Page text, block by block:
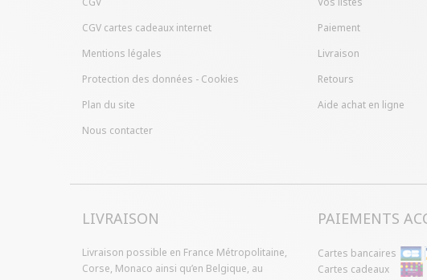
CGV cartes cadeaux internet
Mentions légales
Protection des données - Cookies
Plan du site
Nous contacter
Paiement
Livraison
Retours
Aide achat en ligne
LIVRAISON
Livraison possible en France Métropolitaine,
Corse, Monaco ainsi qu’en Belgique, au
PAIEMENTS
Cartes bancaires
Cartes cadeaux